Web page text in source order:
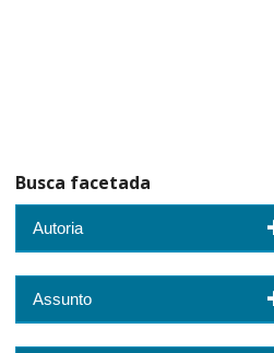
Busca facetada
Autoria
Assunto